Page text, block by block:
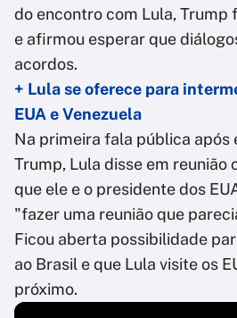
do encontro com Lula, Trump
e afirmou esperar que
acordos.
+ Lula se oferece para
EUA e Venezuela
Na primeira fala pública após
Trump, Lula disse em reunião
que ele e o presidente dos
"fazer uma reunião que
Ficou aberta possibilidade
ao Brasil e que Lula visite os
próximo.